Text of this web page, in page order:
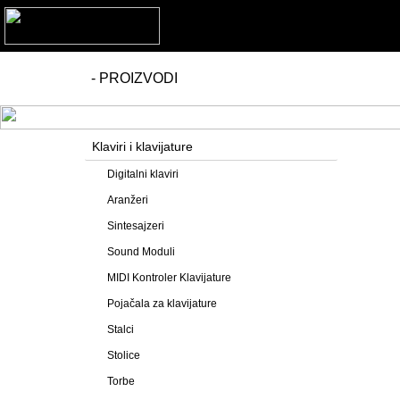
- PROIZVODI
Klaviri i klavijature
Digitalni klaviri
Aranžeri
Sintesajzeri
Sound Moduli
MIDI Kontroler Klavijature
Pojačala za klavijature
Stalci
Stolice
Torbe